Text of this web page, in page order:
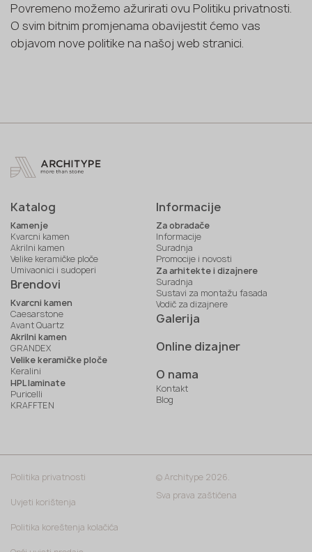
Povremeno možemo ažurirati ovu Politiku privatnosti.
O svim bitnim promjenama obavijestit ćemo vas
objavom nove politike na našoj web stranici.
Katalog
Kamenje
Kvarcni kamen
Akrilni kamen
Velike keramičke ploče
Umivaonici i sudoperi
Brendovi
Kvarcni kamen
Caesarstone
Avant Quartz
Akrilni kamen
GRANDEX
Velike keramičke ploče
Keralini
HPL laminate
Puricelli
KRAFFTEN
Informacije
Za obradače
Informacije
Suradnja
Promocije i novosti
Za arhitekte i dizajnere
Suradnja
Sustavi za montažu fasada
Vodič za dizajnere
Galerija
Online dizajner
O nama
Kontakt
Blog
© Architype 2026.
Sva prava zaštićena
Politika privatnosti
Uvjeti korištenja
Politika koreštenja kolačića